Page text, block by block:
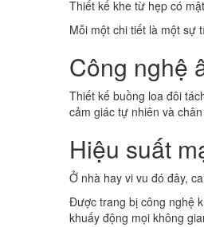
Thiết kế khe từ hẹp có
Mỗi một chi tiết là một sự
Công nghệ
Thiết kế buồng loa đôi
cảm giác tự nhiên và
Hiệu suất
Ở nhà hay vi vu đó đây,
Được trang bị công nghệ
khuấy động mọi không